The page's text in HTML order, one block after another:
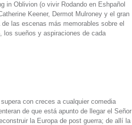
in Oblivion (o vivir Rodando en Eshpañol
Keener, Dermot Mulroney y el gran
las escenas más memorables sobre el
los sueños y aspiraciones de cada
con creces a cualquier comedia
de que está apunto de llegar el Señor
la Europa de post guerra; de allí la